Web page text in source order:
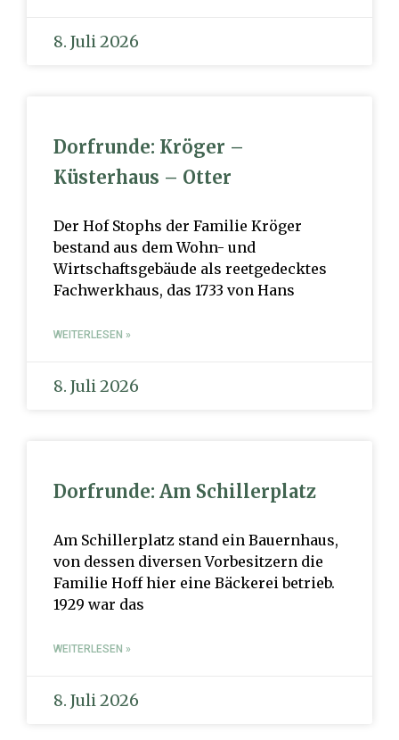
8. Juli 2026
Dorfrunde: Kröger –
Küsterhaus – Otter
Der Hof Stophs der Familie Kröger
bestand aus dem Wohn- und
Wirtschaftsgebäude als reetgedecktes
Fachwerkhaus, das 1733 von Hans
WEITERLESEN »
8. Juli 2026
Dorfrunde: Am Schillerplatz
Am Schillerplatz stand ein Bauernhaus,
von dessen diversen Vorbesitzern die
Familie Hoff hier eine Bäckerei betrieb.
1929 war das
WEITERLESEN »
8. Juli 2026